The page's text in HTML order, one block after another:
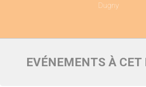
Dugny
EVÉNEMENTS À CET